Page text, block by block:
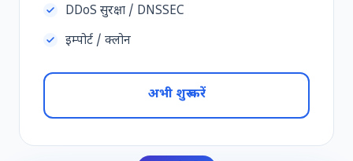
DDoS सुरक्षा / DNSSEC
इम्पोर्ट / क्लोन
अभी शुरू करें